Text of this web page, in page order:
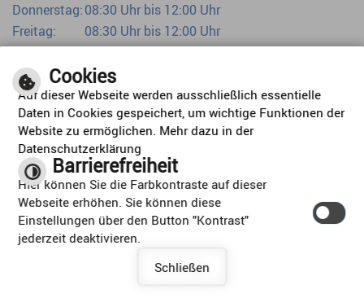
Donnerstag:08:30 Uhr bis 12:00 Uhr
Freitag:
08:30 Uhr bis 12:00 Uhr
Bürgerbüro bereits ab 07:00 Uhr
ORTSPLAN
Cookies
Auf dieser Webseite werden ausschließlich essentielle
Daten in Cookies gespeichert, um wichtige Funktionen der
Website zu ermöglichen. Mehr dazu in der
Datenschutzerklärung
Barrierefreiheit
Hier können Sie die Farbkontraste auf dieser
Webseite erhöhen. Sie können diese
Einstellungen über den Button "Kontrast"
jederzeit deaktivieren.
Schließen